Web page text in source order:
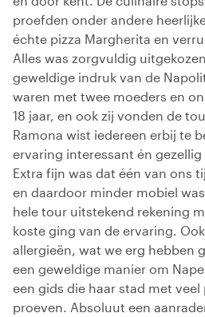
proefden onder andere
échte pizza Margherita en
Alles was zorgvuldig
geweldige indruk van de
waren met twee moeders en
18 jaar, en ook zij vonden de
Ramona wist iedereen erbij te
ervaring interessant én gezellig
Extra fijn was dat één van ons
en daardoor minder mobiel
hele tour uitstekend rekening
koste ging van de ervaring.
allergieën, wat we erg hebben
een geweldige manier om
een gids die haar stad met veel
proeven. Absoluut een